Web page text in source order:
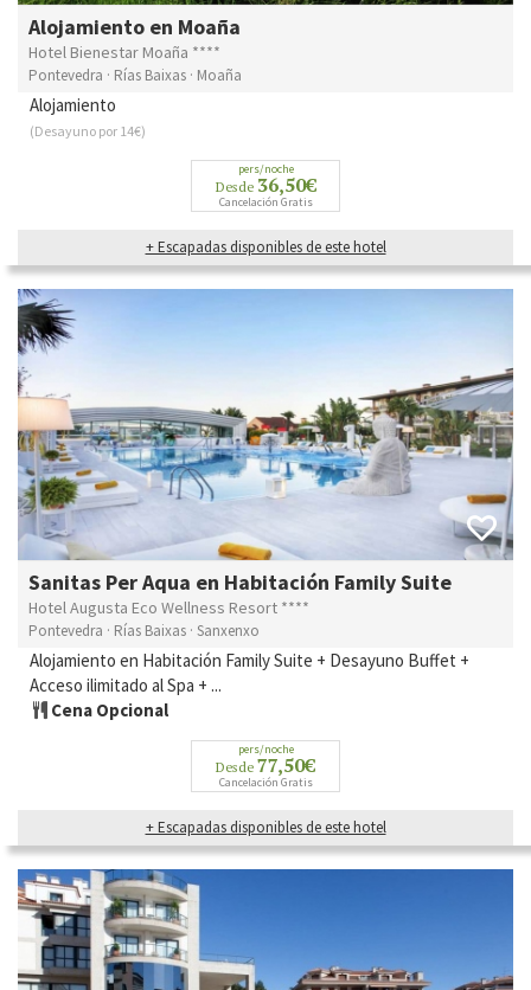
Alojamiento en Moaña
Hotel Bienestar Moaña ****
Pontevedra · Rías Baixas · Moaña
Alojamiento
(Desayuno por 14€)
pers/noche
Desde 36,50€
Cancelación Gratis
+ Escapadas disponibles de este hotel
Sanitas Per Aqua en Habitación Family Suite
Hotel Augusta Eco Wellness Resort ****
Pontevedra · Rías Baixas · Sanxenxo
Alojamiento en Habitación Family Suite + Desayuno Buffet +
Acceso ilimitado al Spa + ...
Cena Opcional
pers/noche
Desde 77,50€
Cancelación Gratis
+ Escapadas disponibles de este hotel